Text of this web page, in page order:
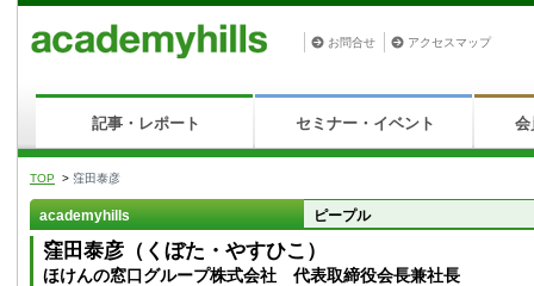
お問合せ アクセスマップ
記事・レポート セミナー・イベント 会
TOP > 窪田泰彦
academyhills ピープル
窪田泰彦（くぼた・やすひこ）
ほけんの窓口グループ株式会社 代表取締役会長兼社長